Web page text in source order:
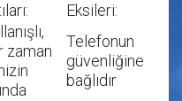
Eksileri:
zaman
Telefonun
güvenliğine
bağlıdır